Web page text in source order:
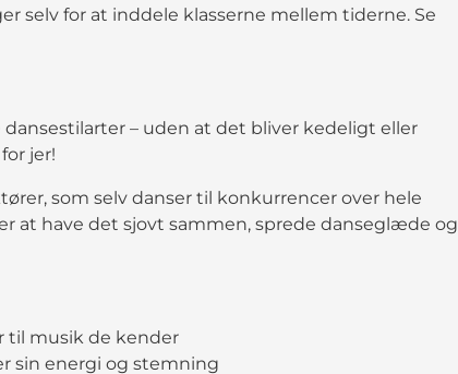
selv for at inddele klasserne mellem tiderne. Se
– uden at det bliver kedeligt eller
jer!
som selv danser til konkurrencer over hele
at have det sjovt sammen, sprede danseglæde og
til musik de kender
sin energi og stemning